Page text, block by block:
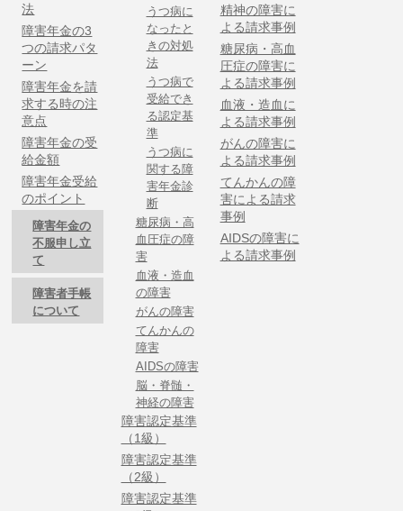
法
障害年金の3
つの請求パタ
ーン
障害年金を請
求する時の注
意点
障害年金の受
給金額
障害年金受給
のポイント
障害年金の
不服申し立
て
障害者手帳
について
うつ病に
なったと
きの対処
法
うつ病で
受給でき
る認定基
準
うつ病に
関する障
害年金診
断
糖尿病・高
血圧症の障
害
血液・造血
の障害
がんの障害
てんかんの
障害
AIDSの障害
脳・脊髄・
神経の障害
障害認定基準
（1級）
障害認定基準
（2級）
障害認定基準
精神の障害に
よる請求事例
糖尿病・高血
圧症の障害に
よる請求事例
血液・造血に
よる請求事例
がんの障害に
よる請求事例
てんかんの障
害による請求
事例
AIDSの障害に
よる請求事例